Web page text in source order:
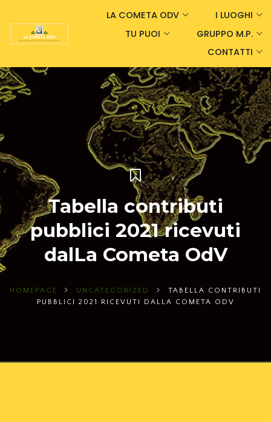
LA COMETA ODV
I LUOGHI
TU PUOI
GRUPPO M.P.
CONTATTI
Tabella contributi
pubblici 2021 ricevuti
dalLa Cometa OdV
HOMEPAGE UNCATEGORIZED
TABELLA CONTRIBUTI
PUBBLICI 2021 RICEVUTI DALLA COMETA ODV